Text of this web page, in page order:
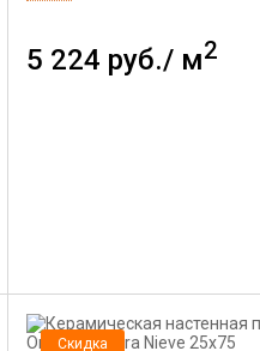
5 224 руб./ м2
Скидка